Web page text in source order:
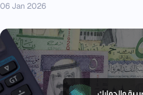
06 Jan 2026